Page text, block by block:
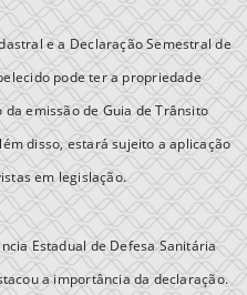
e a Declaração Semestral de
pode ter a propriedade
emissão de Guia de Trânsito
disso, estará sujeito a aplicação
em legislação.
Estadual de Defesa Sanitária
a importância da declaração.